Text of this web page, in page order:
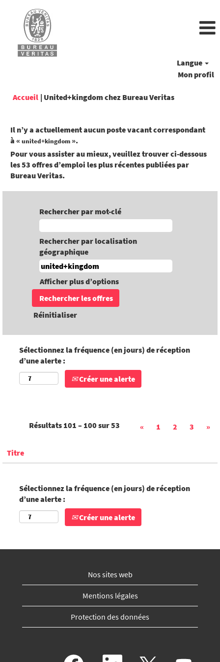
Langue
Mon profil
Accueil | United+kingdom chez Bureau Veritas(page
Il n’y a actuellement aucun poste vacant correspondant
à « united+kingdom ».
Pour vous assister au mieux, veuillez trouver ci-dessous
les 53 offres d’emploi les plus récentes publiées par
Bureau Veritas.
Rechercher par mot-clé
Rechercher par localisation
géographique
Afficher plus d’options
Réinitialiser
Sélectionnez la fréquence (en jours) de réception
d’une alerte :
Créer une alerte
Résultats 101 – 100 sur53 « 1 2 3 »
Titre
Sélectionnez la fréquence (en jours) de réception
d’une alerte :
Créer une alerte
Nos sites web
Mentions légales
Protection des données
S
S
S